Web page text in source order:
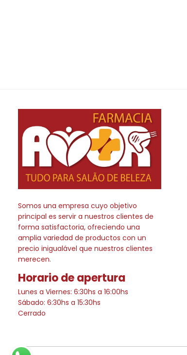
Somos una empresa cuyo objetivo
principal es servir a nuestros clientes de
forma satisfactoria, ofreciendo una
amplia variedad de productos con un
precio inigualável que nuestros clientes
merecen.
Horario de apertura
Lunes a Viernes: 6:30hs a 16:00hs
Sábado: 6:30hs a 15:30hs
Cerrado